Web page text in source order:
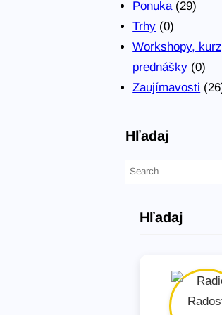
Ponuka (29)
Trhy (0)
Workshopy,
prednášky (0)
Zaujímavosti
Hľadaj
H
Hľadaj